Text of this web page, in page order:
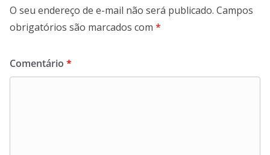
O seu endereço de e-mail não será publicado. Campos
obrigatórios são marcados com *
Comentário *